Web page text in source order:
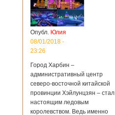
Опубл. Юлия
08/01/2018 -
23:26
Город Харбин –
административный центр
северо-восточной китайской
провинции Хэйлунцзян – стал
настоящим ледовым
королевством. Ведь именно